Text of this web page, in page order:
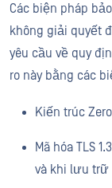
Các biện pháp
không giải quyết
yêu cầu về quy
ro này bằng các
Kiến trúc
Mã hóa TLS
và khi lưu trữ